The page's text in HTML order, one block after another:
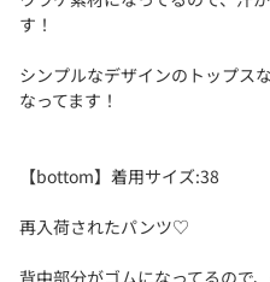
す！
シンプルなデザインのトップス
なってます！
【bottom】着用サイズ:38
再入荷されたパンツ♡
背中部分がゴムになってるので